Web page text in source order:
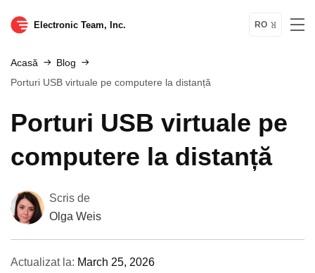
Electronic Team, Inc. RO
Acasă
Blog
Porturi USB virtuale pe computere la distanță
Porturi USB virtuale pe
computere la distanță
Scris de
Olga Weis
Actualizat la: March 25, 2026